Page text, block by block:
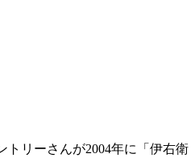
トリーさんが2004年に「伊右衛